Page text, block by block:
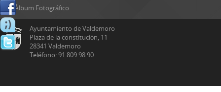
Álbum Fotográfico
Ayuntamiento de Valdemoro
Plaza de la constitución, 11
28341 Valdemoro
Teléfono: 91 809 98 90